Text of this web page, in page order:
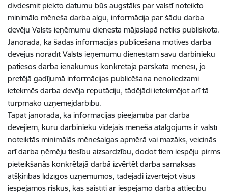
divdesmit piekto datumu būs augstāks par valstī noteikto
minimālo mēneša darba algu, informācija par šādu darba
devēju Valsts ieņēmumu dienesta mājaslapā netiks publiskota.
Jānorāda, ka šādas informācijas publicēšana motivēs darba
devējus norādīt Valsts ieņēmumu dienestam savu darbinieku
patiesos darba ienākumus konkrētajā pārskata mēnesī, jo
pretējā gadījumā informācijas publicēšana nenoliedzami
ietekmēs darba devēja reputāciju, tādējādi ietekmējot arī tā
turpmāko uzņēmējdarbību.
Tāpat jānorāda, ka informācijas pieejamība par darba
devējiem, kuru darbinieku vidējais mēneša atalgojums ir valstī
noteiktās minimālās mēnešalgas apmērā vai mazāks, veicinās
arī darba ņēmēju tiesību aizsardzību, dodot tiem iespēju pirms
pieteikšanās konkrētajā darbā izvērtēt darba samaksas
atšķirības līdzīgos uzņēmumos, tādējādi izvērtējot visus
iespējamos riskus, kas saistīti ar iespējamo darba attiecību